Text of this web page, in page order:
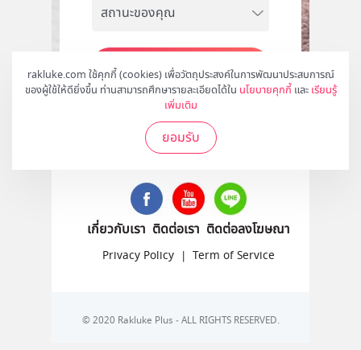
rakluke.com ใช้คุกกี้ (cookies) เพื่อวัตถุประสงค์ในการพัฒนาประสบการณ์
ของผู้ใช้ให้ดียิ่งขึ้น ท่านสามารถศึกษารายละเอียดได้ใน นโยบายคุกกี้ และ เรียนรู้
เพิ่มเติม
ยอมรับ
สมัคร
ติดตามเราได้ที่
เกี่ยวกับเรา ติดต่อเรา ติดต่อลงโฆษณา
Privacy Policy | Term of Service
© 2020 Rakluke Plus - ALL RIGHTS RESERVED.